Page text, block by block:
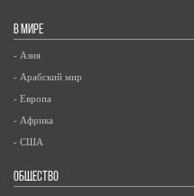
В МИРЕ
- Азия
- Арабский мир
- Европа
- Африка
- США
ОБЩЕСТВО